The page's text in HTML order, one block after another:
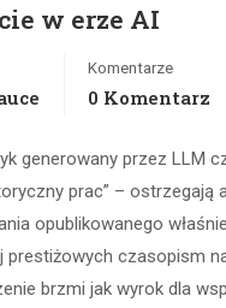
w erze AI
Komentarze
0 Komentarz
generowany przez LLM
prac” – ostrzegają
opublikowanego
prestiżowych czasopism
brzmi jak wyrok dla